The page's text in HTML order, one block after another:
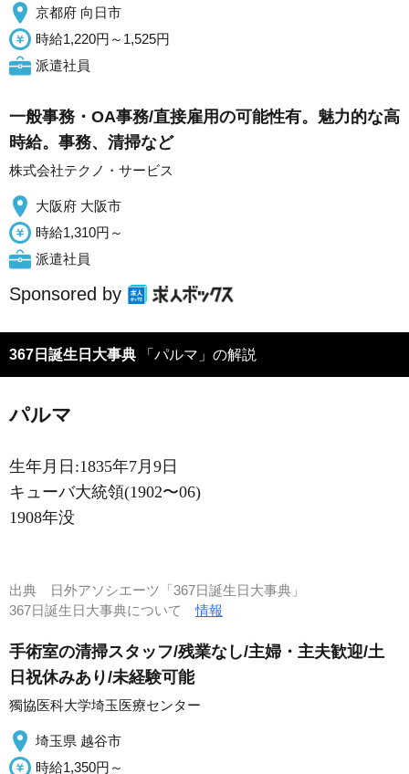
京都府 向日市
時給1,220円～1,525円
派遣社員
一般事務・OA事務/直接雇用の可能性有。魅力的な高
時給。事務、清掃など
株式会社テクノ・サービス
大阪府 大阪市
時給1,310円～
派遣社員
Sponsored by
367日誕生日大事典 「パルマ」の解説
パルマ
生年月日:1835年7月9日
キューバ大統領(1902〜06)
1908年没
出典
日外アソシエーツ「367日誕生日大事典」
367日誕生日大事典について情報
手術室の清掃スタッフ/残業なし/主婦・主夫歓迎/土
日祝休みあり/未経験可能
獨協医科大学埼玉医療センター
埼玉県 越谷市
時給1,350円～